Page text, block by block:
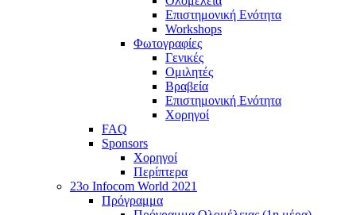
Επιστημονική Ενότητα
Workshops
Φωτογραφίες
Γενικές
Ομιλητές
Βραβεία
Επιστημονική Ενότητα
Χορηγοί
FAQ
Sponsors
Χορηγοί
Περίπτερα
23o Infocom World 2021
Πρόγραμμα